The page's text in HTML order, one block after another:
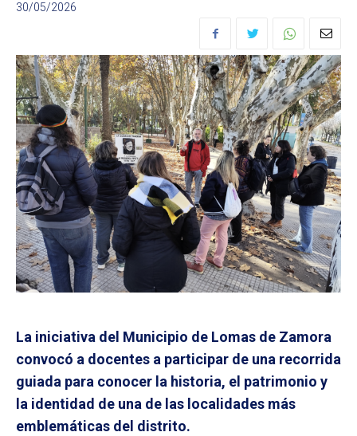
30/05/2026
La iniciativa del Municipio de Lomas de Zamora
convocó a docentes a participar de una recorrida
guiada para conocer la historia, el patrimonio y
la identidad de una de las localidades más
emblemáticas del distrito.